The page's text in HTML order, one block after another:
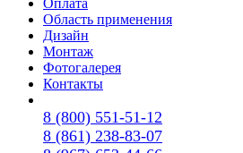
Оплата
Область применения
Дизайн
Монтаж
Фотогалерея
Контакты
8 (800) 551-51-12
8 (861) 238-83-07